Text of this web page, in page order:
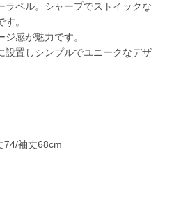
ラペル。シャープでストイックな
。
感が魅力です。
設置しシンプルでユニークなデザ
74/袖丈68cm